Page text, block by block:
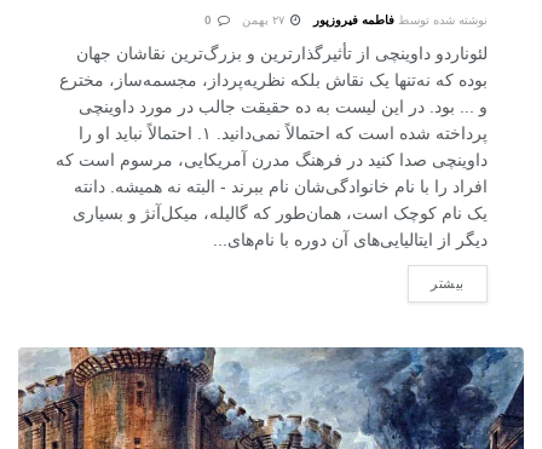
نوشته شده توسط فاطمه فیروزپور
لئوناردو داوینچی از تأثیرگذارترین و بزرگ‌ترین نقاشان جهان
بوده که نه‌تنها یک نقاش بلکه نظریه‌پرداز، مجسمه‌ساز، مخترع
و ... بود. در این لیست به ده حقیقت جالب در مورد داوینچی
پرداخته شده است که احتمالاً نمی‌دانید. ۱. احتمالاً نباید او را
داوینچی صدا کنید در فرهنگ مدرن آمریکایی، مرسوم است که
افراد را با نام خانوادگی‌شان نام ببرند - البته نه همیشه. دانته
یک نام کوچک است، همان‌طور که گالیله، میکل‌آنژ و بسیاری
دیگر از ایتالیایی‌های آن دوره با نام‌های...
بیشتر